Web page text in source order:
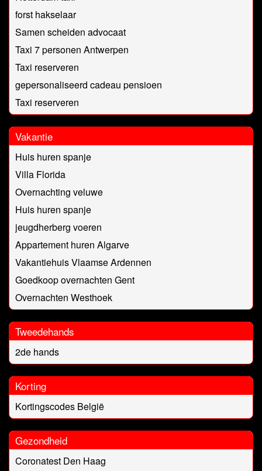
forst hakselaar
Samen scheiden advocaat
Taxi 7 personen Antwerpen
Taxi reserveren
gepersonaliseerd cadeau pensioen
Taxi reserveren
Vakantie
Huis huren spanje
Villa Florida
Overnachting veluwe
Huis huren spanje
jeugdherberg voeren
Appartement huren Algarve
Vakantiehuis Vlaamse Ardennen
Goedkoop overnachten Gent
Overnachten Westhoek
Tweedehands
2de hands
Korting
Kortingscodes België
Gezondheid
Coronatest Den Haag